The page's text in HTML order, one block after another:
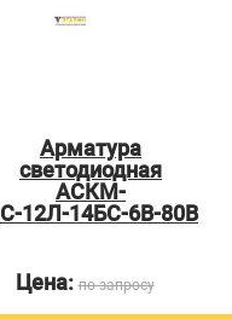
Арматура
светодиодная
АСКМ-
С-12Л-14БС-6В-80В
Цена:по запросу